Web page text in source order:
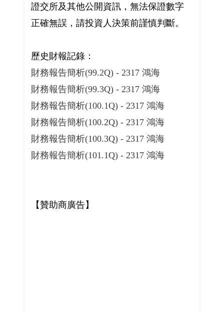
證交所及其他公開資訊，無法保證數字
正確無誤，請投資人決策前謹慎判斷。
歷史財報記錄：
財務報告簡析(99.2Q) - 2317 鴻海
財務報告簡析(99.3Q) - 2317 鴻海
財務報告簡析(100.1Q) - 2317 鴻海
財務報告簡析(100.2Q) - 2317 鴻海
財務報告簡析(100.3Q) - 2317 鴻海
財務報告簡析(101.1Q) - 2317 鴻海
【贊助商廣告】